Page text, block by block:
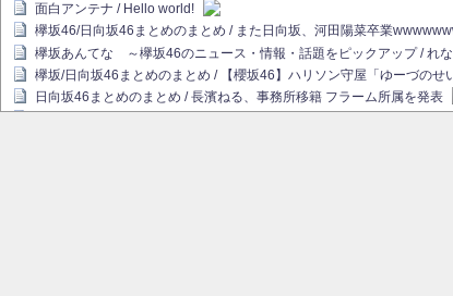
面白アンテナ / Hello world!
欅坂46/日向坂46まとめのまとめ / また日向坂、河田陽菜卒業
欅坂あんてな ～欅坂46のニュース・情報・話題をピックアップ / れ
欅坂/日向坂46まとめのまとめ / 【櫻坂46】ハリソン守屋「ゆーづのせ
日向坂46まとめのまとめ / 長濱ねる、事務所移籍 フラーム所属を発表